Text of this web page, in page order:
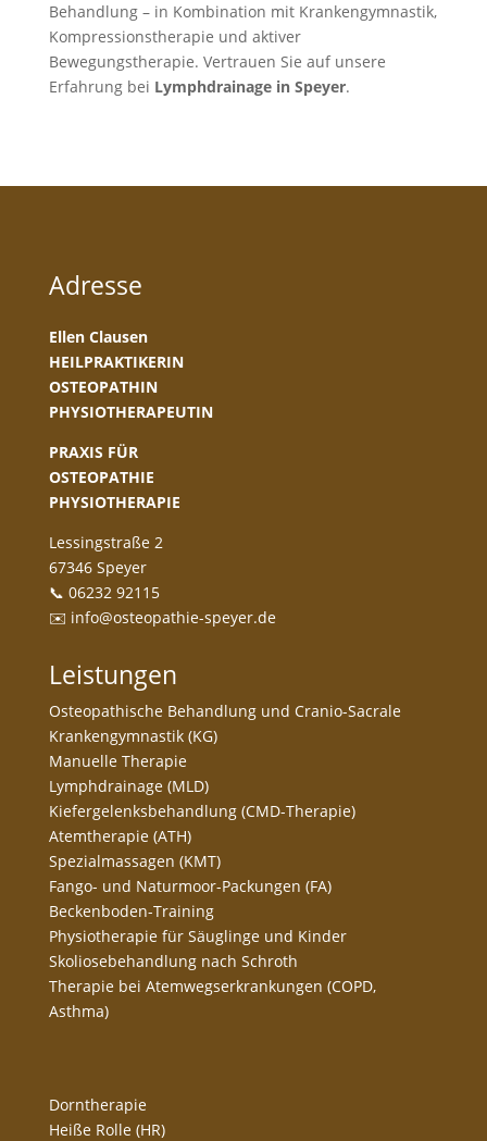
Behandlung – in Kombination mit Krankengymnastik,
Kompressionstherapie und aktiver
Bewegungstherapie. Vertrauen Sie auf unsere
Erfahrung bei Lymphdrainage in Speyer.
Adresse
Ellen Clausen
HEILPRAKTIKERIN
OSTEOPATHIN
PHYSIOTHERAPEUTIN
PRAXIS FÜR
OSTEOPATHIE
PHYSIOTHERAPIE
Lessingstraße 2
67346 Speyer
📞 06232 92115
✉️ info@osteopathie-speyer.de
Leistungen
Osteopathische Behandlung und Cranio-Sacrale
Krankengymnastik (KG)
Manuelle Therapie
Lymphdrainage (MLD)
Kiefergelenksbehandlung (CMD-Therapie)
Atemtherapie (ATH)
Spezialmassagen (KMT)
Fango- und Naturmoor-Packungen (FA)
Beckenboden-Training
Physiotherapie für Säuglinge und Kinder
Skoliosebehandlung nach Schroth
Therapie bei Atemwegserkrankungen (COPD,
Asthma)
Dorntherapie
Heiße Rolle (HR)